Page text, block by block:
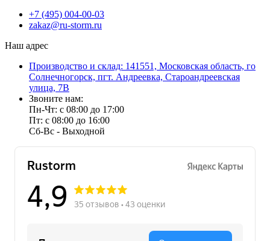
+7 (495) 004-00-03
zakaz@ru-storm.ru
Наш адрес
Производство и склад: 141551, Московская область, го
Солнечногорск, пгт. Андреевка, Староандреевская
улица, 7В
Звоните нам:
Пн-Чт: с 08:00 до 17:00
Пт: с 08:00 до 16:00
Сб-Вс - Выходной